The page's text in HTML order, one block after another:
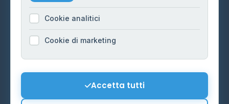
Cookie Policy
Preferenze Cookie
Mappa del sito
Cookie analitici
Cookie di marketing
Accetta tutti